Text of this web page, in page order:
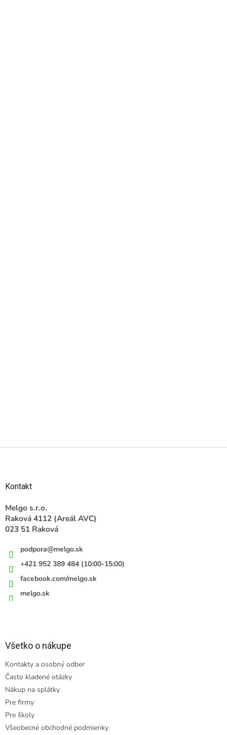
Kontakt
Melgo s.r.o.
Raková 4112 (Areál AVC)
023 51 Raková
podpora@melgo.sk
+421 952 389 484 (10:00-15:00)
facebook.com/melgo.sk
melgo.sk
Všetko o nákupe
Kontakty a osobný odber
Často kladené otázky
Nákup na splátky
Pre firmy
Pre školy
Všeobecné obchodné podmienky